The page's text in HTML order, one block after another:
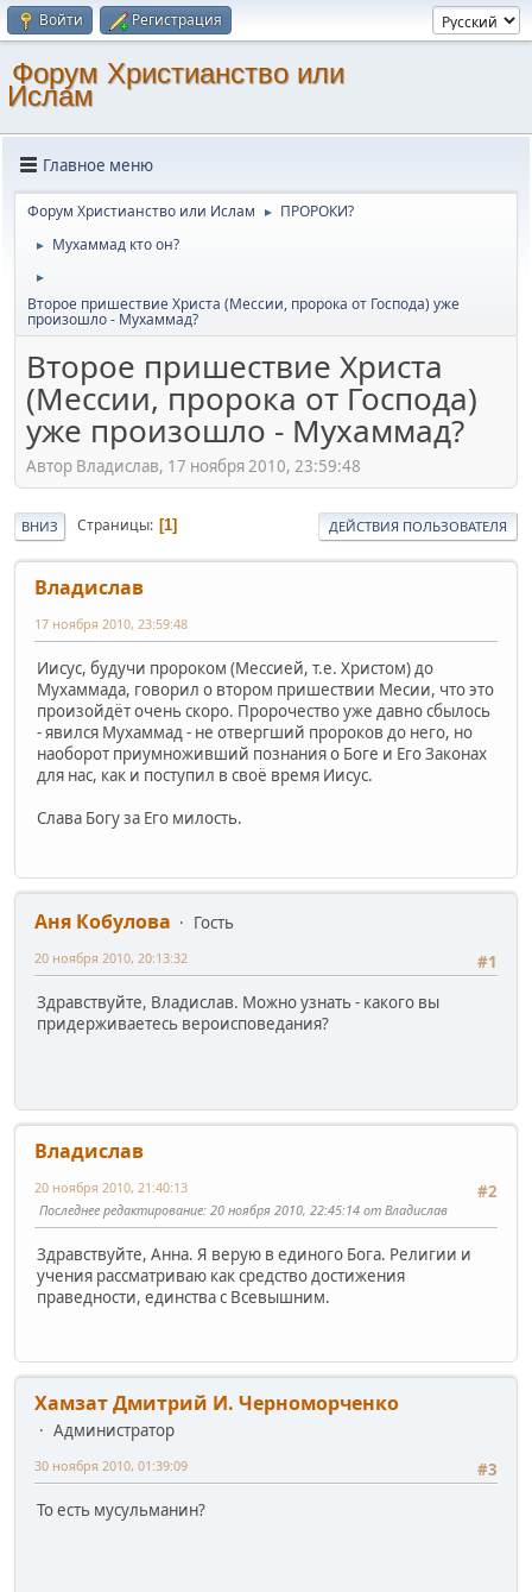
Войти Регистрация
Форум Христианство или
Ислам
Главное меню
Форум Христианство или Ислам ► ПРОРОКИ?
► Мухаммад кто он?
►
Второе пришествие Христа (Мессии, пророка от Господа) уже
произошло - Мухаммад?
Второе пришествие Христа
(Мессии, пророка от Господа)
уже произошло - Мухаммад?
Автор Владислав, 17 ноября 2010, 23:59:48
ВНИЗ Страницы 1 ДЕЙСТВИЯ ПОЛЬЗОВАТЕЛЯ
Владислав
17 ноября 2010, 23:59:48
Иисус, будучи пророком (Мессией, т.е. Христом) до
Мухаммада, говорил о втором пришествии Месии, что это
произойдёт очень скоро. Пророчество уже давно сбылось
- явился Мухаммад - не отвергший пророков до него, но
наоборот приумноживший познания о Боге и Его Законах
для нас, как и поступил в своё время Иисус.
Слава Богу за Его милость.
Аня Кобулова
Гость
#1
20 ноября 2010, 20:13:32
Здравствуйте, Владислав. Можно узнать - какого вы
придерживаетесь вероисповедания?
Владислав
#2
20 ноября 2010, 21:40:13
Последнее редактирование: 20 ноября 2010, 22:45:14 от Владислав
Здравствуйте, Анна. Я верую в единого Бога. Религии и
учения рассматриваю как средство достижения
праведности, единства с Всевышним.
Хамзат Дмитрий И. Черноморченко
Администратор
#3
30 ноября 2010, 01:39:09
То есть мусульманин?